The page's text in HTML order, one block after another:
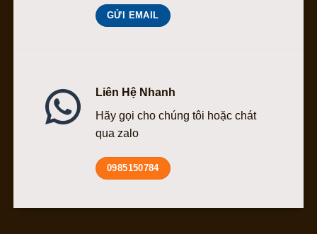
GỬI EMAIL
Liên Hệ Nhanh
Hãy gọi cho chúng tôi hoặc chát
qua zalo
0985150784